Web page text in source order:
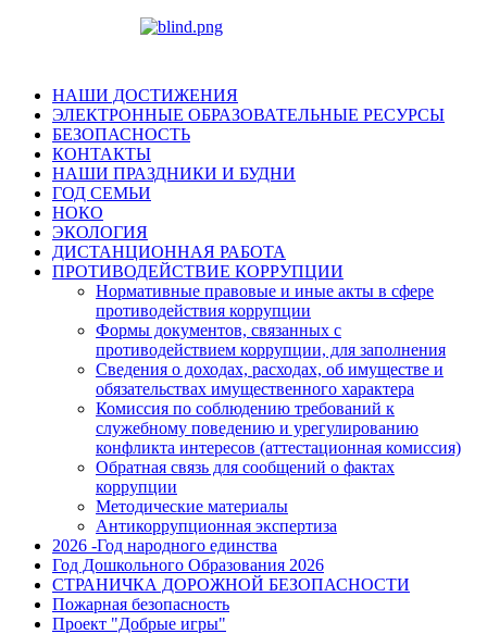
НАШИ ДОСТИЖЕНИЯ
ЭЛЕКТРОННЫЕ ОБРАЗОВАТЕЛЬНЫЕ РЕСУРСЫ
БЕЗОПАСНОСТЬ
КОНТАКТЫ
НАШИ ПРАЗДНИКИ И БУДНИ
ГОД СЕМЬИ
НОКО
ЭКОЛОГИЯ
ДИСТАНЦИОННАЯ РАБОТА
ПРОТИВОДЕЙСТВИЕ КОРРУПЦИИ
Нормативные правовые и иные акты в сфере
противодействия коррупции
Формы документов, связанных с
противодействием коррупции, для заполнения
Сведения о доходах, расходах, об имуществе и
обязательствах имущественного характера
Комиссия по соблюдению требований к
служебному поведению и урегулированию
конфликта интересов (аттестационная комиссия)
Обратная связь для сообщений о фактах
коррупции
Методические материалы
Антикоррупционная экспертиза
2026 -Год народного единства
Год Дошкольного Образования 2026
СТРАНИЧКА ДОРОЖНОЙ БЕЗОПАСНОСТИ
Пожарная безопасность
Проект "Добрые игры"